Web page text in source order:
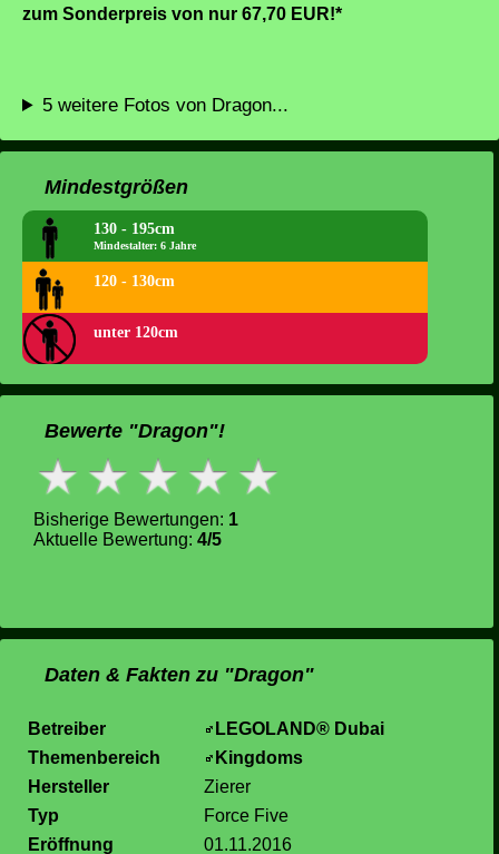
zum Sonderpreis von nur 67,70 EUR!*
5 weitere Fotos von Dragon...
Mindestgrößen
130 - 195cm
Mindestalter: 6 Jahre
120 - 130cm
unter 120cm
Bewerte "Dragon"!
Bisherige Bewertungen: 1
Aktuelle Bewertung: 4/5
Daten & Fakten zu "Dragon"
Betreiber
LEGOLAND® Dubai
Themenbereich
Kingdoms
Hersteller
Zierer
Typ
Force Five
Eröffnung
01.11.2016